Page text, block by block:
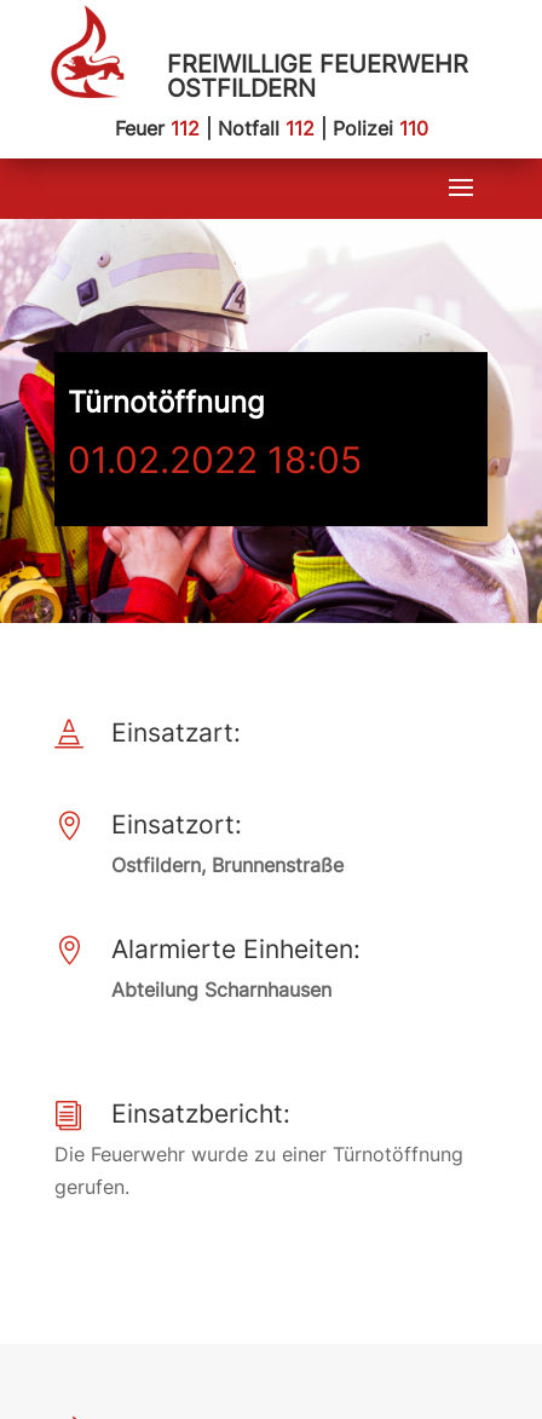
FREIWILLIGE FEUERWEHR
OSTFILDERN
Feuer 112| Notfall 112| Polizei 110
Türnotöffnung
01.02.2022 18:05
 Einsatzart:
 Einsatzort:
Ostfildern, Brunnenstraße
 Alarmierte Einheiten:
Abteilung Scharnhausen
i Einsatzbericht:
Die Feuerwehr wurde zu einer Türnotöffnung
gerufen.